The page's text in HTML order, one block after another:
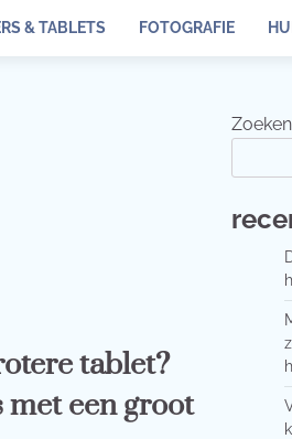
& TABLETS FOTOGRAFIE
tablet?
met een groot
Zoeken